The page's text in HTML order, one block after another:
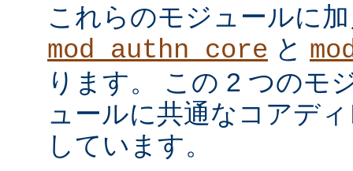
これらのモジュールに
mod_authn_core と
ります。 この 2 つのモ
ュールに共通なコアデ
しています。